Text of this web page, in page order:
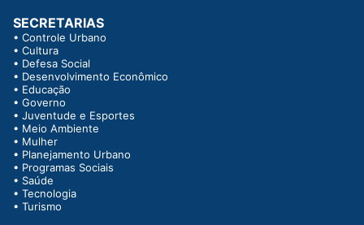
SECRETARIAS
• Controle Urbano
• Cultura
• Defesa Social
• Desenvolvimento Econômico
• Educação
• Governo
• Juventude e Esportes
• Meio Ambiente
• Mulher
• Planejamento Urbano
• Programas Sociais
• Saúde
• Tecnologia
• Turismo